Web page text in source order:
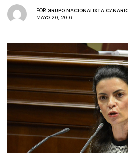
POR GRUPO NACIONALISTA
MAYO 20, 2016